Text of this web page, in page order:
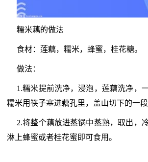
糯米藕的做法
食材：莲藕，糯米，蜂蜜，桂花糖。
做法：
1.糯米提前洗净，浸泡，莲藕洗净，
糯米用筷子塞进藕孔里，盖山切下的一段
2.将整个藕放进蒸锅中蒸熟，取出，
淋上蜂蜜或者桂花蜜即可食用。